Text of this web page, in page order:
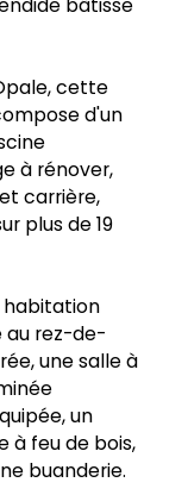
cette
d'un
à rénover,
carrière,
plus de 19
habitation
au rez-de-
une salle à
un
à feu de bois,
buanderie.